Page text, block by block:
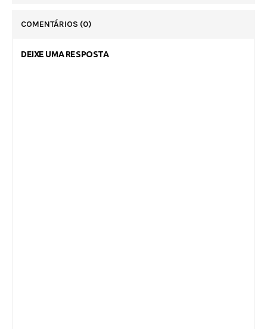
COMENTÁRIOS (0)
DEIXE UMA RESPOSTA